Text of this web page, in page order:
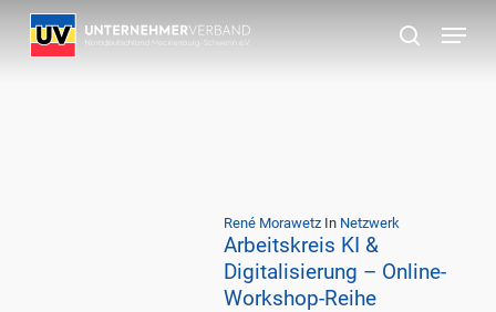
Skip
suchen
Menu
René Morawetz In Netzwerk
Arbeitskreis KI &
Digitalisierung – Online-
Workshop-Reihe